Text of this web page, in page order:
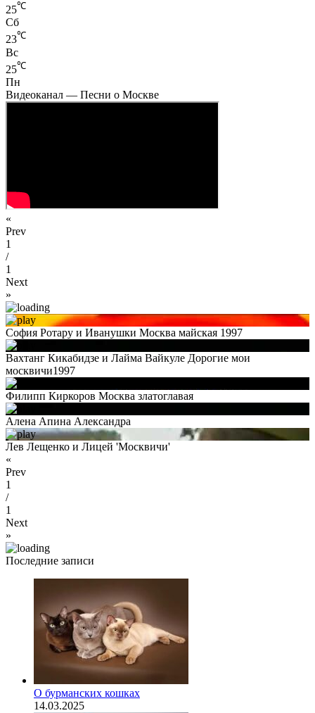
25℃
Сб
23℃
Вс
25℃
Пн
Видеоканал — Песни о Москве
«
Prev
1
/
1
Next
»
София Ротару и Иванушки Москва майская 1997
Вахтанг Кикабидзе и Лайма Вайкуле Дорогие мои
москвичи1997
Филипп Киркоров Москва златоглавая
Алена Апина Александра
Лев Лещенко и Лицей 'Москвичи'
«
Prev
1
/
1
Next
»
Последние записи
О бурманских кошках
14.03.2025